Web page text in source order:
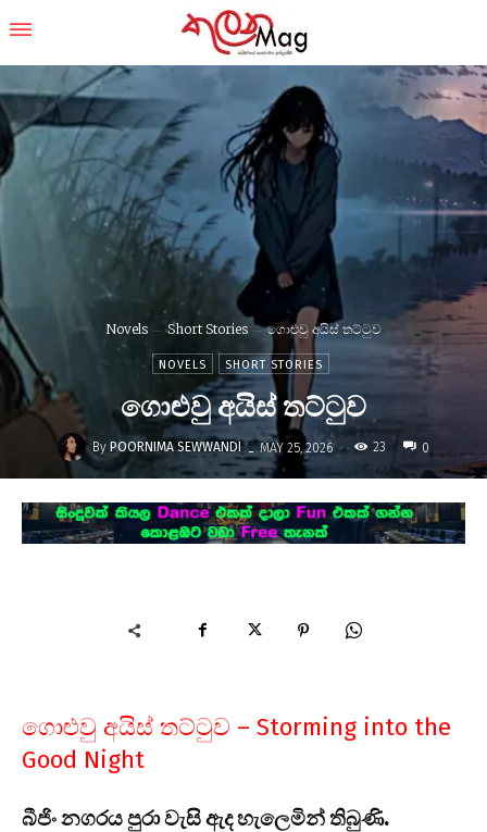
Novels Short Stories ගොළුවු අයිස් තට්ටුව
NOVELS SHORT STORIES
ගොළුවු අයිස් තට්ටුව
By POORNIMA SEWWANDI - MAY 25, 2026 23 0
ගොළුවු අයිස් තට්ටුව – Storming into the
Good Night
බීජිං නගරය පුරා වැසි ඇද හැලෙමින් තිබුණි.